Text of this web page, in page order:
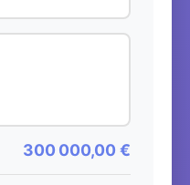
300 000,00 €